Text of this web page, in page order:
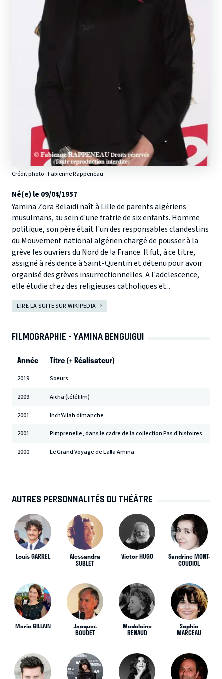
Crédit photo : Fabienne Rappeneau
Né(e) le 09/04/1957
Yamina Zora Belaïdi naît à Lille de parents algériens
musulmans, au sein d'une fratrie de six enfants. Homme
politique, son père était l'un des responsables clandestins
du Mouvement national algérien chargé de pousser à la
grève les ouvriers du Nord de la France. Il fut, à ce titre,
assigné à résidence à Saint-Quentin et détenu pour avoir
organisé des grèves insurrectionnelles. A l'adolescence,
elle étudie chez des religieuses catholiques et...
LIRE LA SUITE SUR WIKIPEDIA
FILMOGRAPHIE - YAMINA BENGUIGUI
Année Titre (+ Réalisateur)
2019 Soeurs
2009 Aïcha (téléfilm)
2001 Inch'Allah dimanche
2001 Pimprenelle, dans le cadre de la collection Pas d'histoires.
2000 Le Grand Voyage de Lalla Amina
AUTRES PERSONNALITÉS DU THÉÂTRE
Louis GARREL Alessandra
SUBLET
Victor HUGO Sandrine MONT-
COUDIOL
Marie GILLAIN Jacques
BOUDET
Madeleine
RENAUD
Sophie
MARCEAU